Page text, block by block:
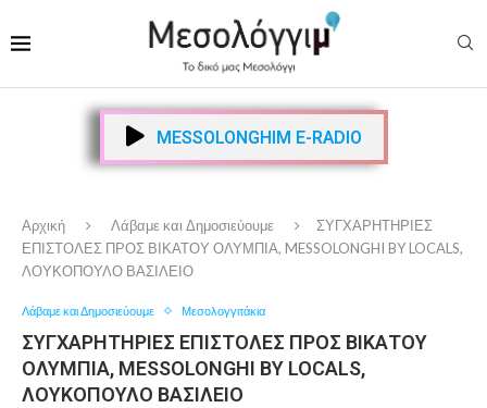
MESSOLONGHIM E-RADIO
Αρχική Λάβαμε και Δημοσιεύουμε
ΣΥΓΧΑΡΗΤΗΡΙΕΣ
ΕΠΙΣΤΟΛΕΣ ΠΡΟΣ ΒΙΚΑΤΟΥ ΟΛΥΜΠΙΑ, MESSOLONGHI BY LOCALS,
ΛΟΥΚΟΠΟΥΛΟ ΒΑΣΙΛΕΙΟ
Λάβαμε και Δημοσιεύουμε Μεσολογγιτάκια
ΣΥΓΧΑΡΗΤΗΡΙΕΣ ΕΠΙΣΤΟΛΕΣ ΠΡΟΣ ΒΙΚΑΤΟΥ
ΟΛΥΜΠΙΑ, MESSOLONGHI BY LOCALS,
ΛΟΥΚΟΠΟΥΛΟ ΒΑΣΙΛΕΙΟ